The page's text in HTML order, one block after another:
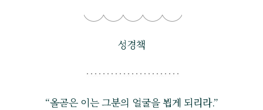
성경책
“올곧은 이는 그분의 얼굴을 뵙게 되리라.”